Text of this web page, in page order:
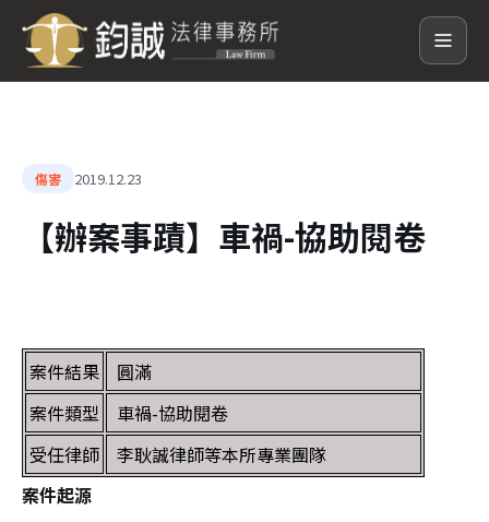
傷害 2019.12.23
【辦案事蹟】車禍-協助閱卷
案件結果
圓滿
案件類型
車禍-協助閱卷
受任律師
李耿誠律師等本所專業團隊
案件起源